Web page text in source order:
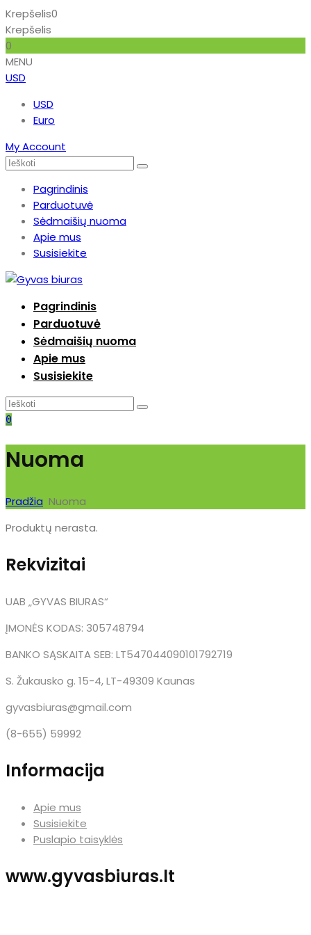
Krepšelis0
Krepšelis
0
MENU
USD
USD
Euro
My Account
Pagrindinis
Parduotuvė
Sėdmaišių nuoma
Apie mus
Susisiekite
Pagrindinis
Parduotuvė
Sėdmaišių nuoma
Apie mus
Susisiekite
0
Nuoma
Pradžia Nuoma
Produktų nerasta.
Rekvizitai
UAB „GYVAS BIURAS“
ĮMONĖS KODAS: 305748794
BANKO SĄSKAITA SEB: LT547044090101792719
S. Žukausko g. 15-4, LT-49309 Kaunas
gyvasbiuras@gmail.com
(8-655) 59992
Informacija
Apie mus
Susisiekite
Puslapio taisyklės
www.gyvasbiuras.lt